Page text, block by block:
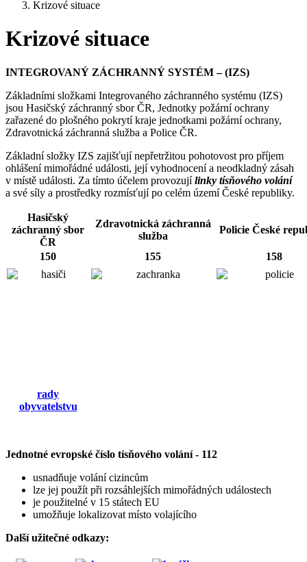
Krizové situace
Krizové situace
INTEGROVANÝ ZÁCHRANNÝ SYSTÉM – (IZS)
Základními složkami Integrovaného záchranného systému (IZS)
jsou Hasičský záchranný sbor ČR, Jednotky požární ochrany
zařazené do plošného pokrytí kraje jednotkami požární ochrany,
Zdravotnická záchranná služba a Police ČR.
Základní složky IZS zajišťují nepřetržitou pohotovost pro příjem
ohlášení mimořádné události, její vyhodnocení a neodkladný zásah
v místě události. Za tímto účelem provozujílinky tísňového volání
a své síly a prostředky rozmísťují po celém území České republiky.
Hasičský
záchranný sbor
ČR
Zdravotnická záchranná
služba
Policie České
150 155 158
rady
obyvatelstvu
Jednotné evropské číslo tísňového volání - 112
usnadňuje volání cizincům
lze jej použít při rozsáhlejších mimořádných událostech
je použitelné v 15 státech EU
umožňuje lokalizovat místo volajícího
Další užitečné odkazy: